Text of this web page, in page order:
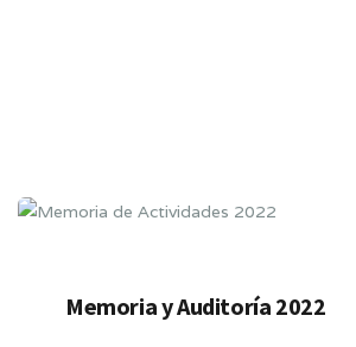
Memoria y Auditoría 2022